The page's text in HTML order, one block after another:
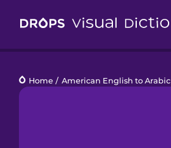
Languages
Home / American English to Arabic